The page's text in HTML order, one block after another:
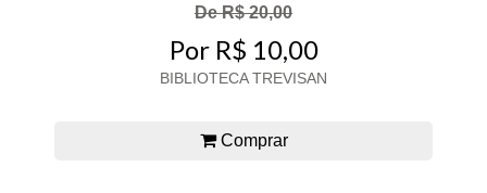
De R$ 20,00
Por R$ 10,00
BIBLIOTECA TREVISAN
Comprar